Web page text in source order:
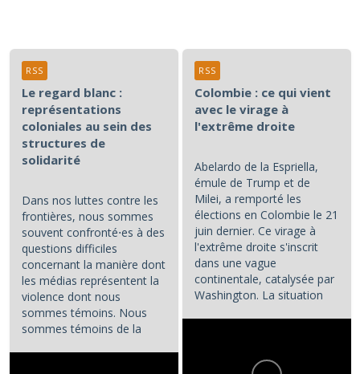
Le regard blanc :
représentations
coloniales au sein des
structures de
solidarité
Dans nos luttes contre les
frontières, nous sommes
souvent confronté⋅es à des
questions difficiles
concernant la manière dont
les médias représentent la
violence dont nous
sommes témoins. Nous
sommes témoins de la
RSS
Colombie : ce qui vient
avec le virage à
l'extrême droite
Abelardo de la Espriella,
émule de Trump et de
Milei, a remporté les
élections en Colombie le 21
juin dernier. Ce virage à
l'extrême droite s'inscrit
dans une vague
continentale, catalysée par
Washington. La situation
RSS